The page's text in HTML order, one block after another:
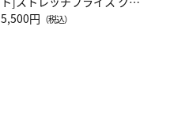
ーネック別注半袖Ｔシャツ
5,500円 （税込）